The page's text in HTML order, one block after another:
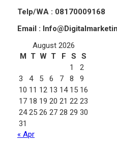
Telp/WA : 08170009168
Email :
August 2026
M T W T F S
S
1
2
3
4 5 6 7 8
9
10 11 12 13 14 15 16
17 18 19 20 21 22 23
24 25 26 27 28 29 30
31
« Apr